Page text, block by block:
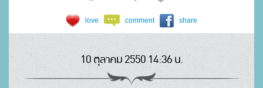
love comment share
10 ตุลาคม 2550 14:36 น.